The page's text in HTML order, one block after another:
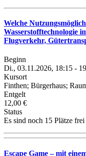
Welche
Wasserstofftechnologie
Flugverkehr,
Beginn
Di., 03.11.2026, 18:15 -
Kursort
Finthen; Bürgerhaus;
Entgelt
12,00 €
Status
Es sind noch 15 Plätze frei
Escape Game – mit